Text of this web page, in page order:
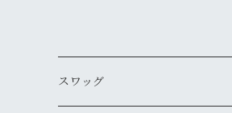
スワッグ